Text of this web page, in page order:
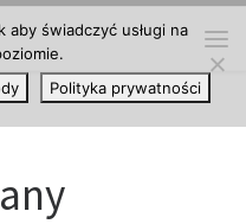
świadczyć usługi na
Polityka prywatności